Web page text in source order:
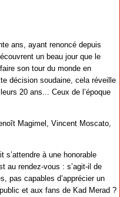
ans, ayant renoncé depuis
un beau jour que le
son tour du monde en
décision soudaine, cela réveille
20 ans... Ceux de l’époque
Magimel, Vincent Moscato,
s’attendre à une honorable
au rendez-vous : s’agit-il de
pas capables d’apprécier un
et aux fans de Kad Merad ?